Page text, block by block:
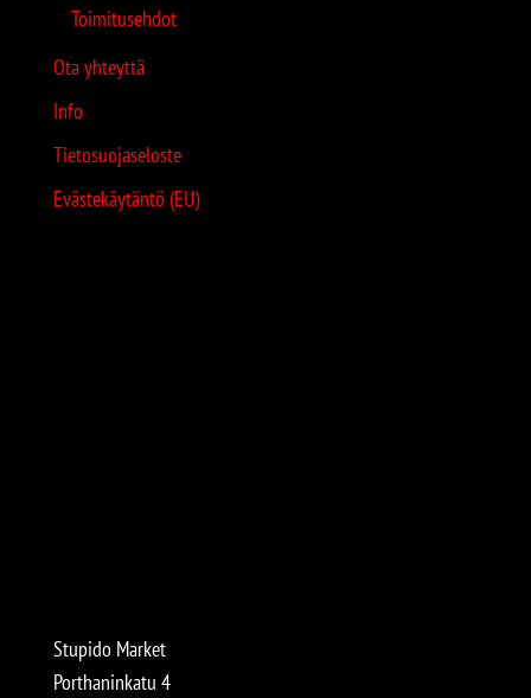
Toimitusehdot
Ota yhteyttä
Info
Tietosuojaseloste
Evästekäytäntö (EU)
Stupido Market
Porthaninkatu 4